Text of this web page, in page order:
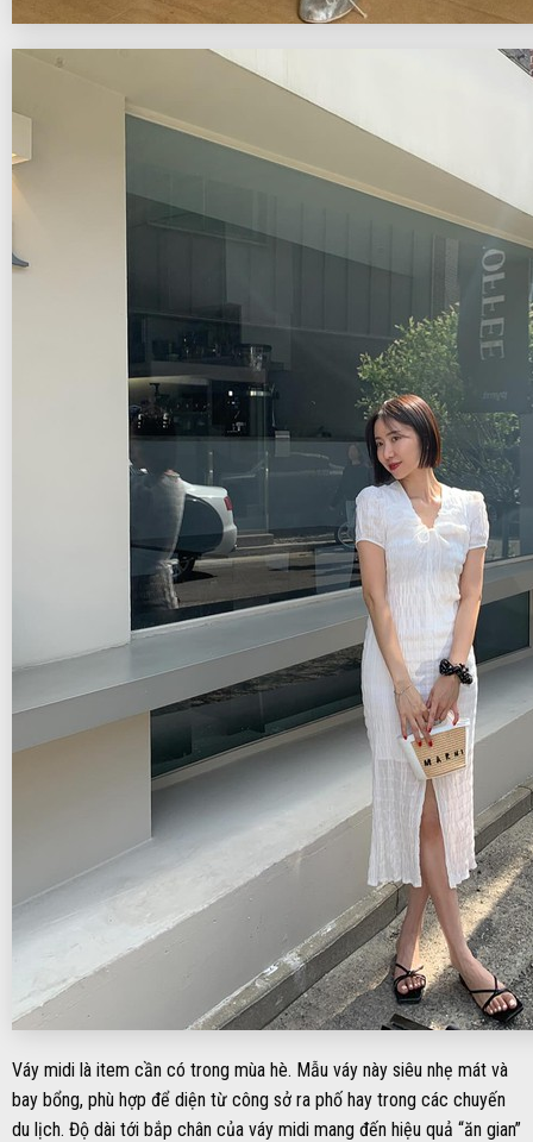
Váy midi là item cần có trong mùa hè. Mẫu váy này siêu nhẹ mát và
bay bổng, phù hợp để diện từ công sở ra phố hay trong các chuyến
du lịch. Độ dài tới bắp chân của váy midi mang đến hiệu quả “ăn gian”